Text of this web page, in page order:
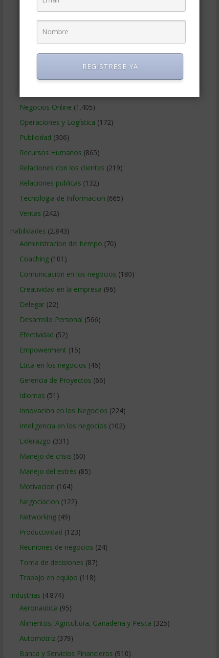
(125)
Marketing(988)
Métodos Gerenciales
Negocios Online (1.405)
Operaciones y Logística (172)
Publicidad (306)
Recursos Humanos (865)
Relaciones con los clientes (219)
Relaciones publicas (132)
Tecnologia de Informacion (665)
Ventas (242)
Habilidades (2.843)
Administracion del tiempo (70)
Coaching(101)
Comunicacion en los negocios (180)
Creatividad en la empresa (96)
Delegar(22)
Desarrollo Personal (566)
Efectividad (52)
Empowerment (15)
Etica en los negocios (46)
Gerencia de Proyectos (66)
Idiomas (51)
Innovacion en los Negocios (224)
Inteligencia en los negocios (102)
Liderazgo (331)
Manejo de crisis (60)
Manejo del estrés (85)
Motivacion (164)
Negociacion (122)
Networking(49)
Productividad (123)
Reuniones de negocios (24)
Toma de decisiones (87)
Trabajo en equipo (118)
Industrias (4.874)
Aeronautica (95)
Alimentos, Agricultura, Ganaderia y Pesca (325)
Automotriz(379)
Banca y Servicios Financieros (910)
REGISTRESE YA